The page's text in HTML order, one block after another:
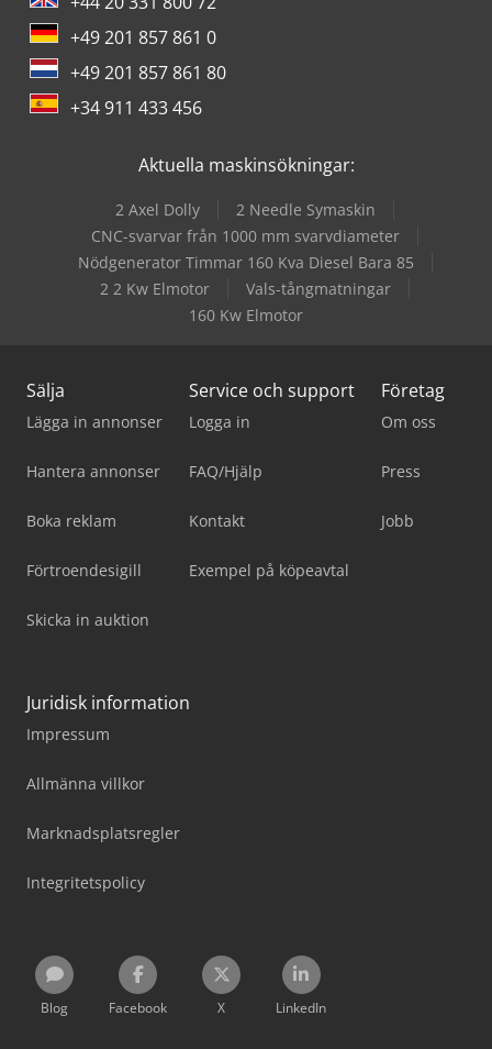
+49 201 857 861 0
+49 201 857 861 80
+34 911 433 456
Aktuella maskinsökningar:
2 Axel Dolly
2 Needle Symaskin
CNC-svarvar från 1000 mm svarvdiameter
Nödgenerator Timmar 160 Kva Diesel Bara 85
2 2 Kw Elmotor
Vals-tångmatningar
160 Kw Elmotor
Sälja
Lägga in annonser
Hantera annonser
Boka reklam
Förtroendesigill
Skicka in auktion
Service och support
Logga in
FAQ/Hjälp
Kontakt
Exempel på köpeavtal
Företag
Om oss
Press
Jobb
Juridisk information
Impressum
Allmänna villkor
Marknadsplatsregler
Integritetspolicy
Blog Facebook X LinkedIn